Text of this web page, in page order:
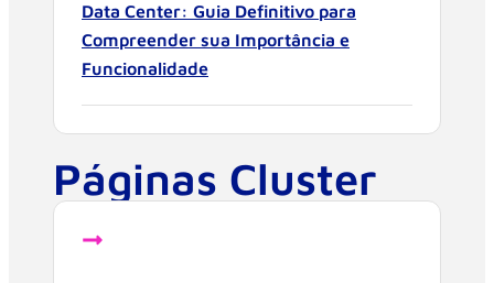
Data Center: Guia Definitivo para
Compreender sua Importância e
Funcionalidade
Páginas Cluster